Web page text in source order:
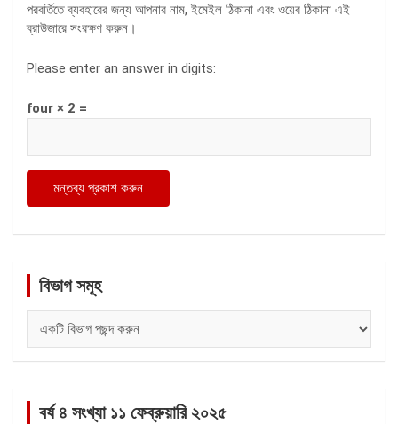
পরবর্তিতে ব্যবহারের জন্য আপনার নাম, ইমেইল ঠিকানা এবং ওয়েব ঠিকানা এই
ব্রাউজারে সংরক্ষণ করুন।
Please enter an answer in digits:
four × 2 =
বিভাগ সমূহ
সমূহ
বর্ষ ৪ সংখ্যা ১১ ফেব্রুয়ারি ২০২৫